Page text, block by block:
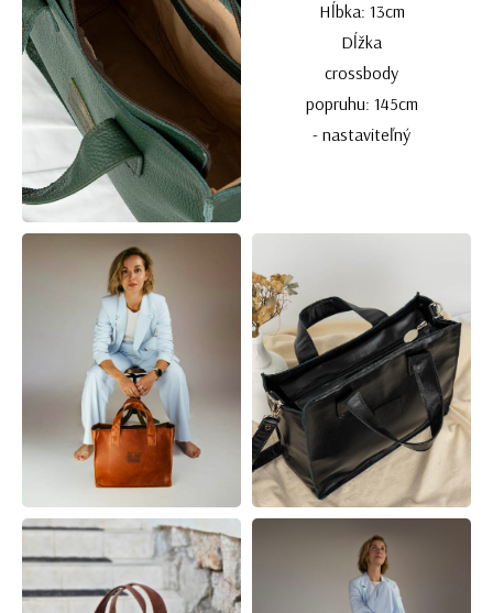
Hĺbka: 13cm
Dĺžka
crossbody
popruhu: 145cm
- nastaviteľný